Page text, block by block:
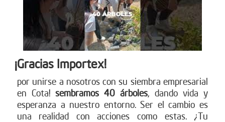
¡Gracias Importex!
por unirse a nosotros con su siembra empresarial
en Cota! sembramos 40 árboles, dando vida y
esperanza a nuestro entorno. Ser el cambio es
una realidad con acciones como estas. ¿Tu